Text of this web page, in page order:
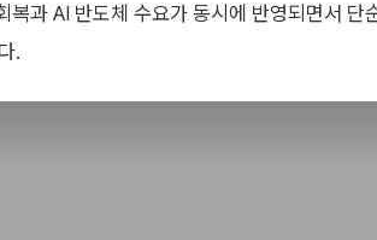
과 AI 반도체 수요가 동시에 반영되면서 단
.